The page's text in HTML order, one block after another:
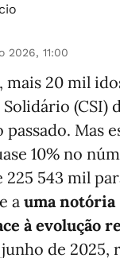
2026, 11:00
mais 20 mil
(CSI)
Mas
10% no
543 mil
a uma notória
à evolução
de 2025,